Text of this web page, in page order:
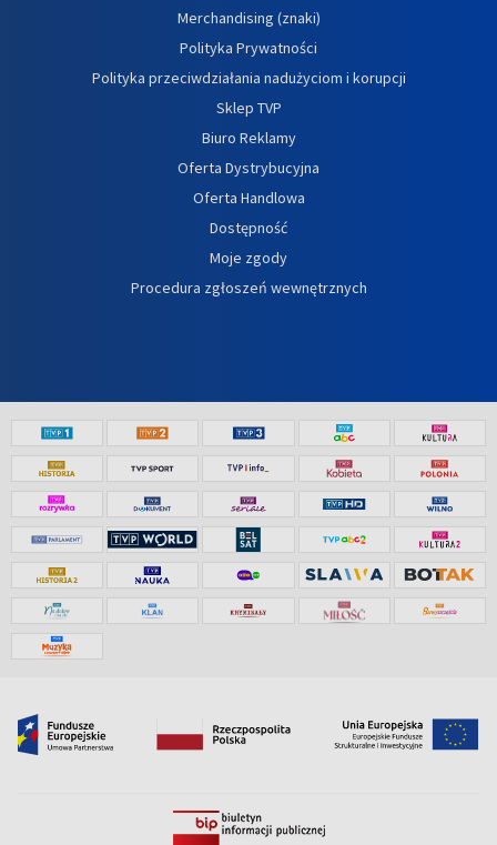
Merchandising (znaki)
Polityka Prywatności
Polityka przeciwdziałania nadużyciom i korupcji
Sklep TVP
Biuro Reklamy
Oferta Dystrybucyjna
Oferta Handlowa
Dostępność
Moje zgody
Procedura zgłoszeń wewnętrznych